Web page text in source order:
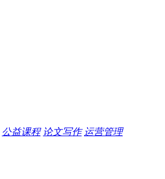
公益课程 论文写作 运营管理